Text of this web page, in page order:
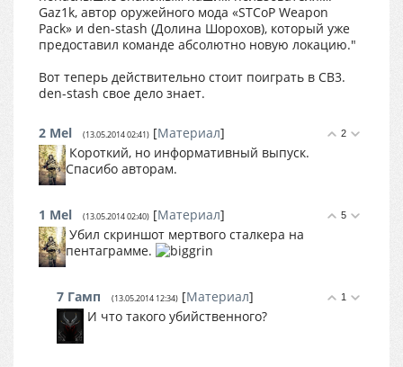
Gaz1k, автор оружейного мода «STCoP Weapon
Pack» и den-stash (Долина Шорохов), который уже
предоставил команде абсолютно новую локацию."
Вот теперь действительно стоит поиграть в СВ3.
den-stash свое дело знает.
2
2 Mel (13.05.2014 02:41) [Материал]
Короткий, но информативный выпуск.
Спасибо авторам.
5
1 Mel (13.05.2014 02:40) [Материал]
Убил скриншот мертвого сталкера на
пентаграмме.
1
7 Гамп (13.05.2014 12:34) [Материал]
И что такого убийственного?